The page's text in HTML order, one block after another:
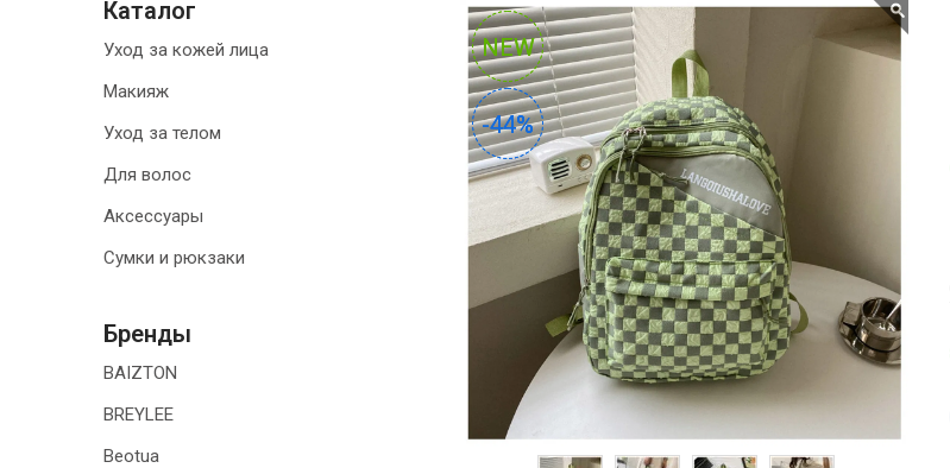
ТОВАРЫ ДЛЯ
NEW
-44%
NEW
-44%
Каталог
Уход за кожей лица
Макияж
Уход за телом
Для волос
Аксессуары
Сумки и рюкзаки
Бренды
BAIZTON
BREYLEE
Beotua